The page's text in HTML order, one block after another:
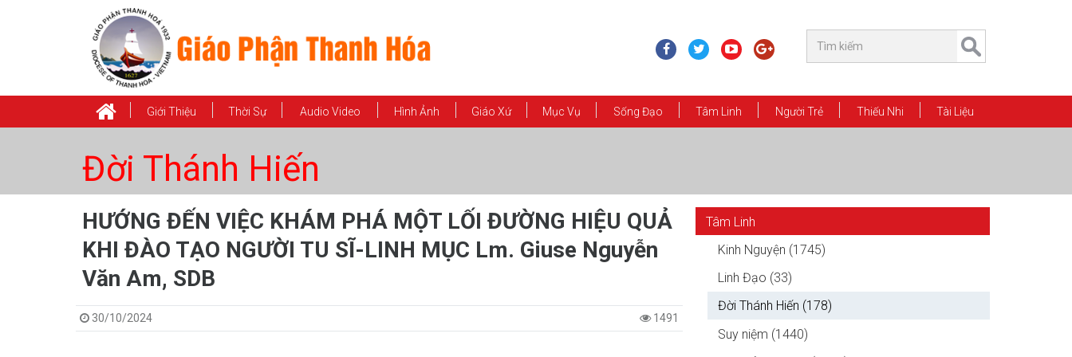
Giới Thiệu Thời Sự Audio Video Hình Ảnh Giáo Xứ Mục Vụ Sống Đạo Tâm Linh Người Trẻ Thiếu Nhi Tài Liệu
Đời Thánh Hiến
HƯỚNG ĐẾN VIỆC KHÁM PHÁ MỘT LỐI ĐƯỜNG HIỆU QUẢ
KHI ĐÀO TẠO NGƯỜI TU SĨ-LINH MỤC Lm. Giuse Nguyễn
Văn Am, SDB
30/10/2024 1491
Tâm Linh
Kinh Nguyện (1745)
Linh Đạo (33)
Đời Thánh Hiến (178)
Suy niệm (1440)